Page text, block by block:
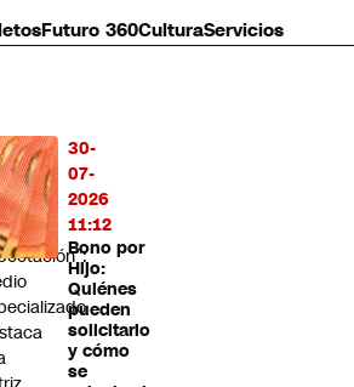
Futuro 360CulturaServicios
30-
07-
2026
11:12
Bono por
Hijo:
Quiénes
pueden
solicitarlo
y cómo
se